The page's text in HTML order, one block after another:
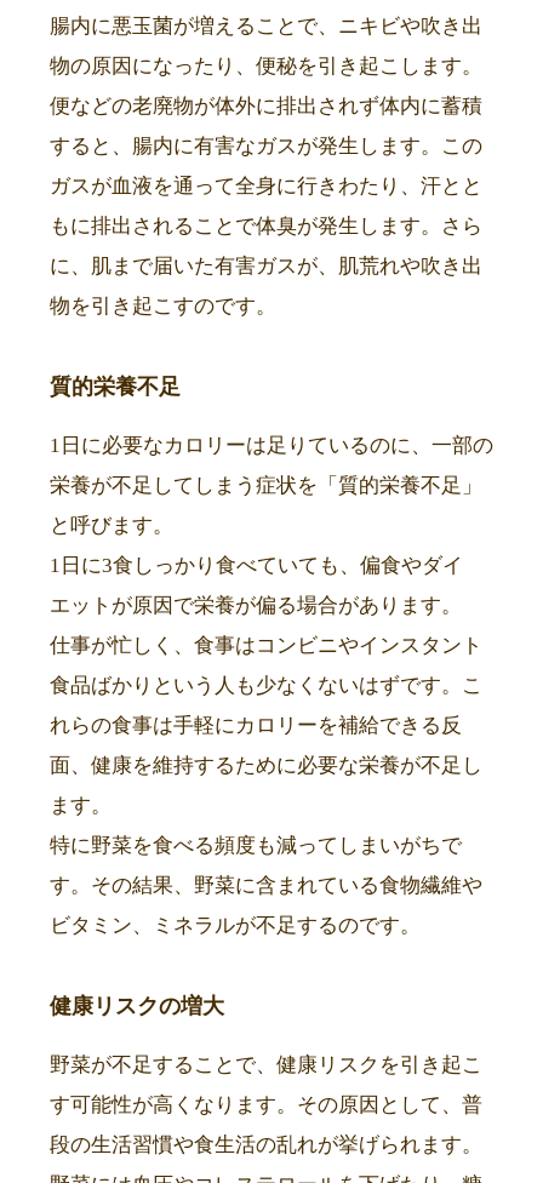
腸内に悪玉菌が増えることで、ニキビや吹き出
物の原因になったり、便秘を引き起こします。
便などの老廃物が体外に排出されず体内に蓄積
すると、腸内に有害なガスが発生します。この
ガスが血液を通って全身に行きわたり、汗とと
もに排出されることで体臭が発生します。さら
に、肌まで届いた有害ガスが、肌荒れや吹き出
物を引き起こすのです。
質的栄養不足
1日に必要なカロリーは足りているのに、一部の
栄養が不足してしまう症状を「質的栄養不足」
と呼びます。
1日に3食しっかり食べていても、偏食やダイ
エットが原因で栄養が偏る場合があります。
仕事が忙しく、食事はコンビニやインスタント
食品ばかりという人も少なくないはずです。こ
れらの食事は手軽にカロリーを補給できる反
面、健康を維持するために必要な栄養が不足し
ます。
特に野菜を食べる頻度も減ってしまいがちで
す。その結果、野菜に含まれている食物繊維や
ビタミン、ミネラルが不足するのです。
健康リスクの増大
野菜が不足することで、健康リスクを引き起こ
す可能性が高くなります。その原因として、普
段の生活習慣や食生活の乱れが挙げられます。